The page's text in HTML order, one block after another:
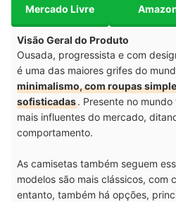
Mercado Livre
Visão Geral do Produto
Ousada, progressista e com
é uma das maiores grifes do
minimalismo, com roupas
sofisticadas. Presente no
mais influentes do mercado,
comportamento.
As camisetas também seguem
modelos são mais clássicos, com
entanto, também há opções,